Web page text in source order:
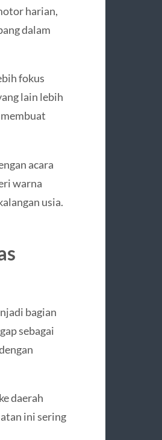
harian,
dalam
fokus
lain lebih
acara
warna
usia.
bagian
sebagai
daerah
ini sering